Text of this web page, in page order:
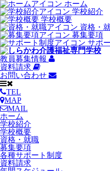
ホーム
学校紹介
学校概要
資格・
募集要項
サポ
教員募集情報
資料請求
お問い合わせ
TEL
MAP
MAIL
ホーム
学校紹介
学校概要
資格・就職
募集要項
各種サポート制度
資料請求